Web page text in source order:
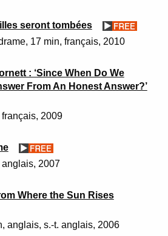
seront tombées
17 min français 2010
: ‘Since When Do We
From An Honest Answer?’
français 2009
anglais 2007
Where the Sun Rises
anglais, s.-t. anglais 2006